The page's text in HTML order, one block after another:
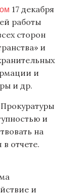
17 декабря
работы
сторон
и
и
и др.
и
на
отчете.
и